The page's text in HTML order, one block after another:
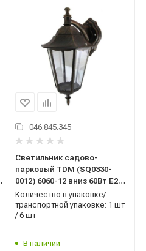
046.845.345
Светильник садово-
парковый TDM (SQ0330-
0012) 6060-12 вниз 60Вт E27
бронза
Количество в упаковке/
транспортной упаковке: 1 шт
/ 6 шт
В наличии